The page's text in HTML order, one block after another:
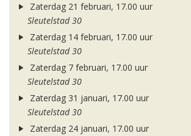
Zaterdag 21 februari, 17.00 uur
Sleutelstad 30
Zaterdag 14 februari, 17.00 uur
Sleutelstad 30
Zaterdag 7 februari, 17.00 uur
Sleutelstad 30
Zaterdag 31 januari, 17.00 uur
Sleutelstad 30
Zaterdag 24 januari, 17.00 uur